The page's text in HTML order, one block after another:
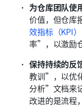
为仓库团队使
价值，但仓库
效指标（KPI）
率”，以激励
保持持续的反
教训”，以优
分析”文档来
改进的是流程